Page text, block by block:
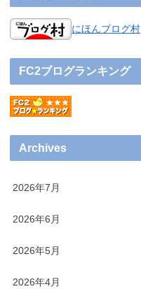
にほんブログ村
FC2ブログランキング
Archives
2026年7月
2026年6月
2026年5月
2026年4月